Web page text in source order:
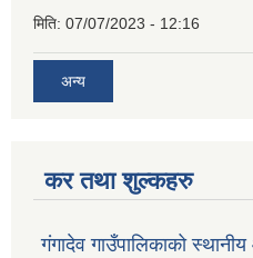
मिति: 07/07/2023 - 12:16
अन्य
कर तथा शुल्कहरु
गंगादेव गाउँपालिकाको